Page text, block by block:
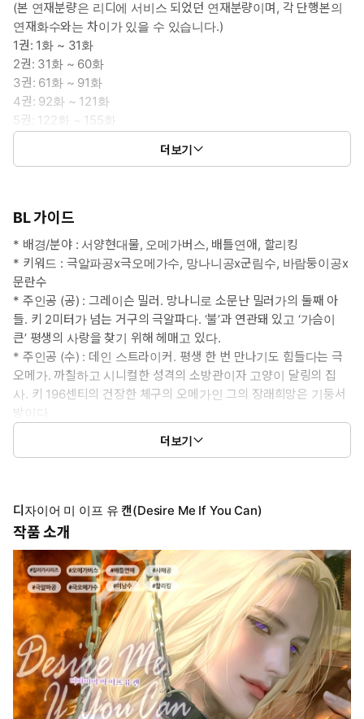
(본 연재분량은 리디에 서비스 되었던 연재분량이며, 각 단행본의
연재화수와는 차이가 있을 수 있습니다.)
1권: 1화 ~ 31화
2권: 31화 ~ 60화
3권: 61화 ~ 91화
4권: 92화 ~ 121화
5권: 122화 ~ 155화
6권: 156화 ~ 181화
더보기
BL 가이드
* 배경/분야 : 서양현대물, 오메가버스, 배틀연애, 할리킹
* 키워드 : 극알파공x극오메가수, 망나니공x군림수, 바람둥이공x
문란수
* 주인공 (공) : 그레이슨 밀러. 망나니로 소문난 밀러가의 둘째 아
들. 키 2미터가 넘는 거구의 극알파다. ‘불’과 연관돼 있고 ‘가슴이
큰’ 평생의 사랑을 찾기 위해 헤매고 있다.
* 주인공 (수) : 데인 스트라이커. 평생 한 번 만나기도 힘들다는 극
오메가. 까칠하고 시니컬한 성격의 소방관이자 고양이 달링의 집
사. 키 196센티의 건장한 체구의 오메가인 그의 장래희망은 기둥서
방이다.
* 이럴 때 보세요 : 개아가가 우월수에게 개처럼 길드는 과정이 보고
더보기
디자이어 미 이프 유 캔(Desire Me If You Can)
작품 소개